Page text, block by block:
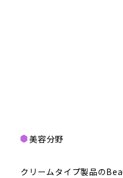
美容分野
クリームタイプ製品の